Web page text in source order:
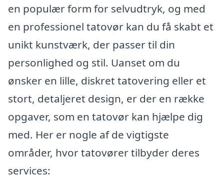
en populær form for selvudtryk, og med
en professionel tatovør kan du få skabt et
unikt kunstværk, der passer til din
personlighed og stil. Uanset om du
ønsker en lille, diskret tatovering eller et
stort, detaljeret design, er der en række
opgaver, som en tatovør kan hjælpe dig
med. Her er nogle af de vigtigste
områder, hvor tatovører tilbyder deres
services: